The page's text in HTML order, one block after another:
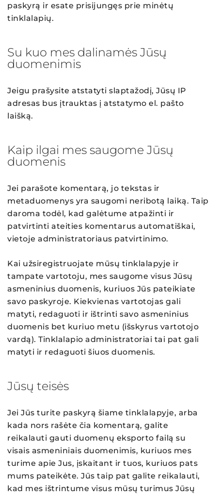
paskyrą ir esate prisijungęs prie minėtų
tinklalapių.
Su kuo mes dalinamės Jūsų
duomenimis
Jeigu prašysite atstatyti slaptažodį, Jūsų IP
adresas bus įtrauktas į atstatymo el. pašto
laišką.
Kaip ilgai mes saugome Jūsų
duomenis
Jei parašote komentarą, jo tekstas ir
metaduomenys yra saugomi neribotą laiką. Taip
daroma todėl, kad galėtume atpažinti ir
patvirtinti ateities komentarus automatiškai,
vietoje administratoriaus patvirtinimo.
Kai užsiregistruojate mūsų tinklalapyje ir
tampate vartotoju, mes saugome visus Jūsų
asmeninius duomenis, kuriuos Jūs pateikiate
savo paskyroje. Kiekvienas vartotojas gali
matyti, redaguoti ir ištrinti savo asmeninius
duomenis bet kuriuo metu (išskyrus vartotojo
vardą). Tinklalapio administratoriai tai pat gali
matyti ir redaguoti šiuos duomenis.
Jūsų teisės
Jei Jūs turite paskyrą šiame tinklalapyje, arba
kada nors rašėte čia komentarą, galite
reikalauti gauti duomenų eksporto failą su
visais asmeniniais duomenimis, kuriuos mes
turime apie Jus, įskaitant ir tuos, kuriuos pats
mums pateikėte. Jūs taip pat galite reikalauti,
kad mes ištrintume visus mūsų turimus Jūsų